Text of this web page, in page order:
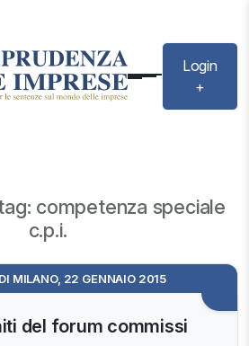
Login
+
competenza speciale
c.p.i.
MILANO, 22 GENNAIO 2015
del forum commissi